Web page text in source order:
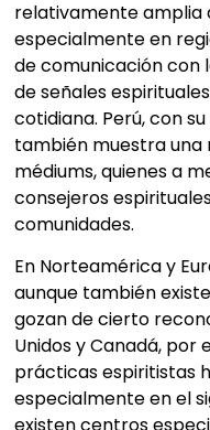
relativamente amplia
especialmente en
de comunicación con
de señales
cotidiana. Perú, con
también muestra
médiums, quienes a
consejeros
comunidades.
En Norteamérica y
aunque también
gozan de cierto
Unidos y Canadá, por
prácticas espiritistas
especialmente en el